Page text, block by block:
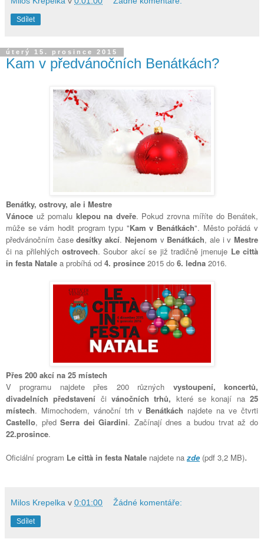
Sdílet
úterý 15. prosince 2015
Kam v předvánočních Benátkách?
Benátky, ostrovy, ale i Mestre
Vánoce už pomalu klepou na dveře. Pokud zrovna míříte do Benátek,
může se vám hodit program typu "Kam v Benátkách". Město pořádá v
předvánočním časedesítky akcí. Nejenom v Benátkách, ale i v Mestre
či na přilehlýchostrovech. Soubor akcí se již tradičně jmenuje Le città
in festa Natale a probíhá od 4. prosince 2015 do 6. ledna 2016.
Přes 200 akcí na 25 místech
V programu najdete přes 200 různých vystoupení, koncertů,
divadelních představení čivánočních trhů, které se konají na25
místech. Mimochodem, vánoční trh v Benátkách najdete na ve čtvrti
Castello, předSerra dei Giardini. Začínají dnes a budou trvat až do
22.prosince.
Oficiální program Le città in festa Natale najdete nazde(pdf 3,2 MB).
Milos Krepelka v 0:01:00 Žádné komentáře:
Sdílet